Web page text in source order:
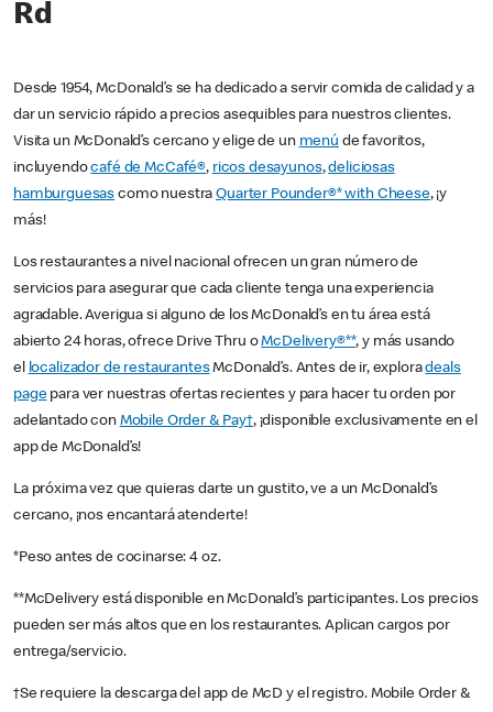
Rd
Desde 1954, McDonald’s se ha dedicado a servir comida de calidad y a
dar un servicio rápido a precios asequibles para nuestros clientes.
Visita un McDonald’s cercano y elige de un menú de favoritos,
incluyendocafé de McCafé®, ricos desayunos,deliciosas
hamburguesas como nuestraQuarter Pounder®* with Cheese, ¡y
más!
Los restaurantes a nivel nacional ofrecen un gran número de
servicios para asegurar que cada cliente tenga una experiencia
agradable. Averigua si alguno de los McDonald’s en tu área está
abierto 24 horas, ofrece Drive Thru oMcDelivery®**, y más usando
el localizador de restaurantesMcDonald’s. Antes de ir, exploradeals
pagepara ver nuestras ofertas recientes y para hacer tu orden por
adelantado con Mobile Order & Pay†, ¡disponible exclusivamente en el
app de McDonald’s!
La próxima vez que quieras darte un gustito, ve a un McDonald’s
cercano, ¡nos encantará atenderte!
*Peso antes de cocinarse: 4 oz.
**McDelivery está disponible en McDonald’s participantes. Los precios
pueden ser más altos que en los restaurantes. Aplican cargos por
entrega/servicio.
†Se requiere la descarga del app de McD y el registro. Mobile Order &